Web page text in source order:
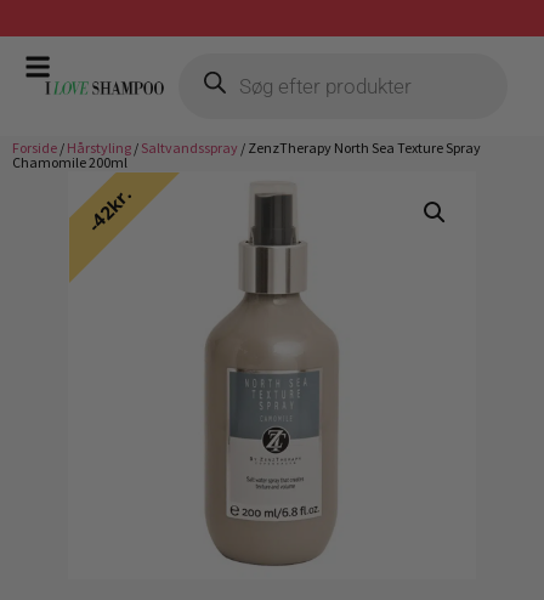
Gratis fragt ved køb over 399,-
Forside / Hårstyling / Saltvandsspray / ZenzTherapy North Sea Texture Spray
Chamomile 200ml
42kr.